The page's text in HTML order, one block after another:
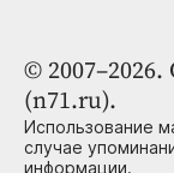
©
(n71.ru).
Использование
случае
информации.